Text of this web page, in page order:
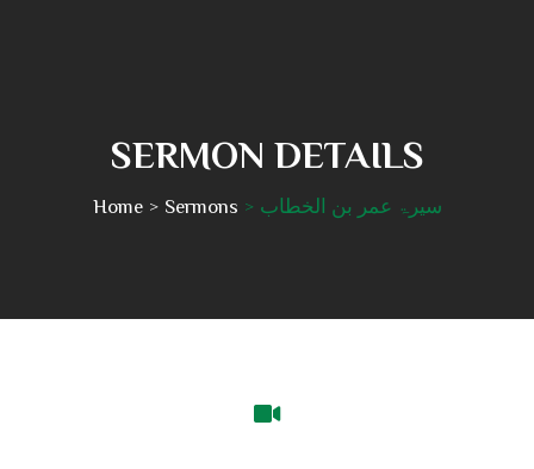
SERMON DETAILS
Home Sermons سیرۃ عمر بن الخطاب